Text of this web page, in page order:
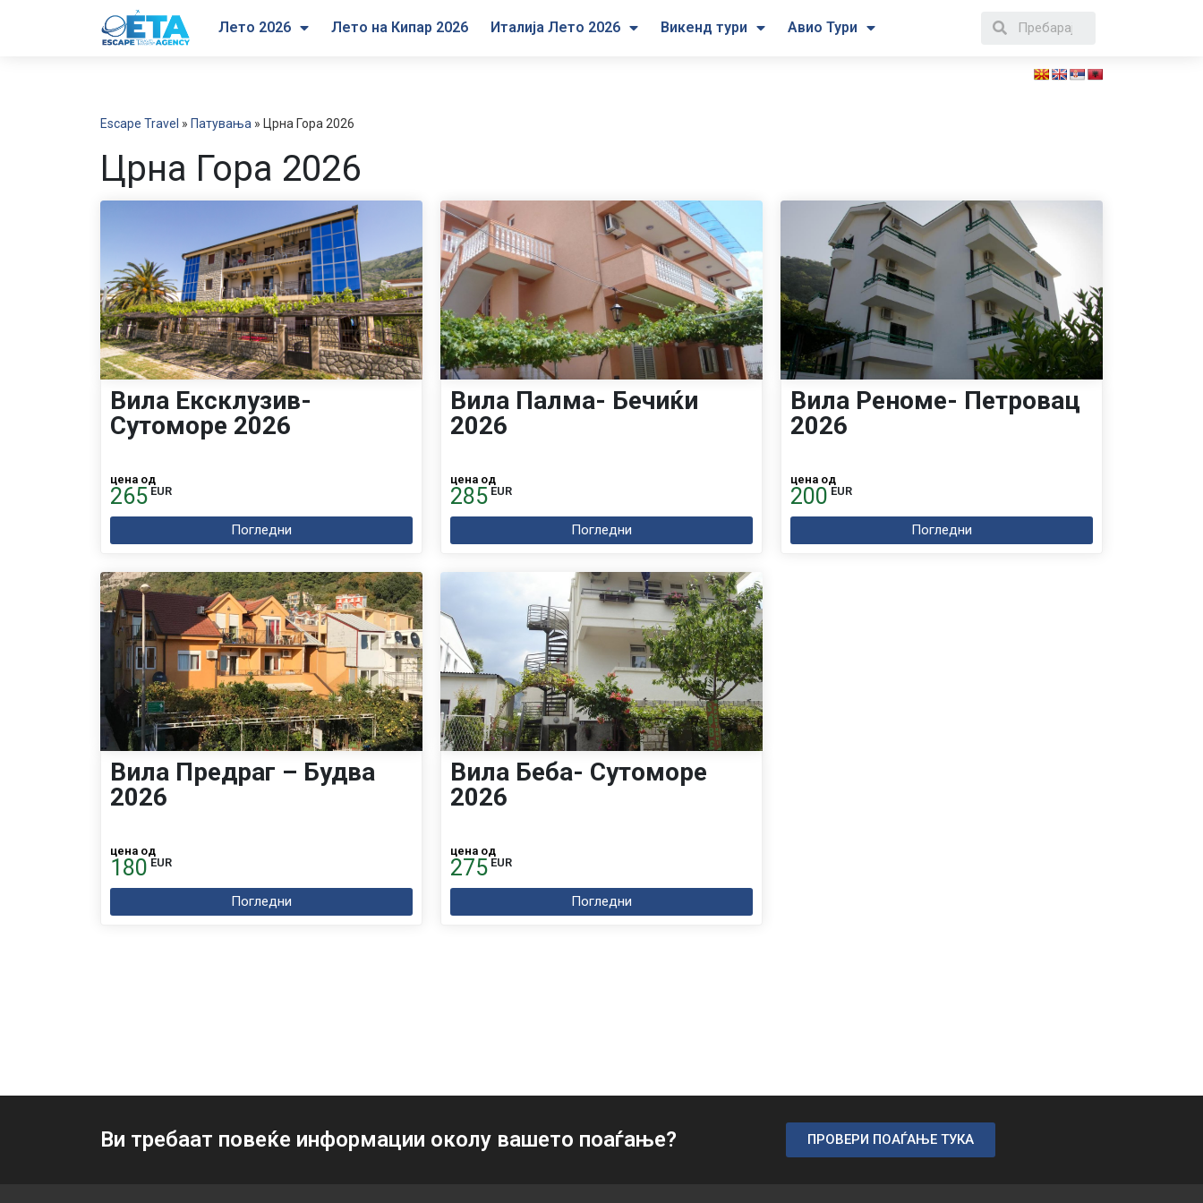
Лето 2026 Лето на Кипар 2026 Италија Лето 2026 Викенд тури Авио Тури
Escape Travel » Патувања » Црна Гора 2026
Црна Гора 2026
Вила Ексклузив-
Сутоморе 2026
цена од
265 EUR
Погледни
Вила Палма- Бечиќи
2026
цена од
285 EUR
Погледни
Вила Реноме- Петровац
2026
цена од
200 EUR
Погледни
Вила Предраг – Будва
2026
цена од
180 EUR
Погледни
Вила Беба- Сутоморе
2026
цена од
275 EUR
Погледни
Ви требаат повеќе информации околу вашето поаѓање? ПРОВЕРИ ПОАЃАЊЕ ТУКА